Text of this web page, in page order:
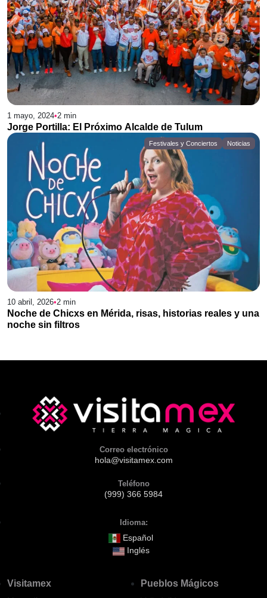
1 mayo, 2024•2 min
Jorge Portilla: El Próximo Alcalde de Tulum
Festivales y Conciertos Noticias
10 abril, 2026•2 min
Noche de Chicxs en Mérida, risas, historias reales y una
noche sin filtros
Correo electrónico
hola@visitamex.com
Teléfono
(999) 366 5984
Idioma:
Español
Inglés
Visitamex Pueblos Mágicos